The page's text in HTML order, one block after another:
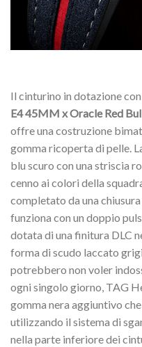
Il cinturino in dotazione
E4 45MM x Oracle Red
offre una costruzione
gomma ricoperta di pelle.
blu scuro con una striscia
cenno ai colori della
completato da una
funziona con un doppio
dotata di una finitura DLC
forma di scudo laccato
potrebbero non voler
ogni singolo giorno, TAG
gomma nera aggiuntivo
utilizzando il sistema di
nella parte inferiore dei